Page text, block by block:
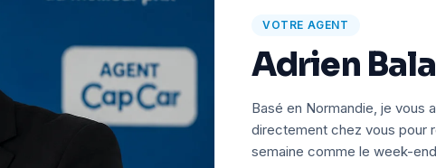
VOTRE AGENT
Adrien
Basé en Normandie, je vous
directement chez vous pour
semaine comme le week-